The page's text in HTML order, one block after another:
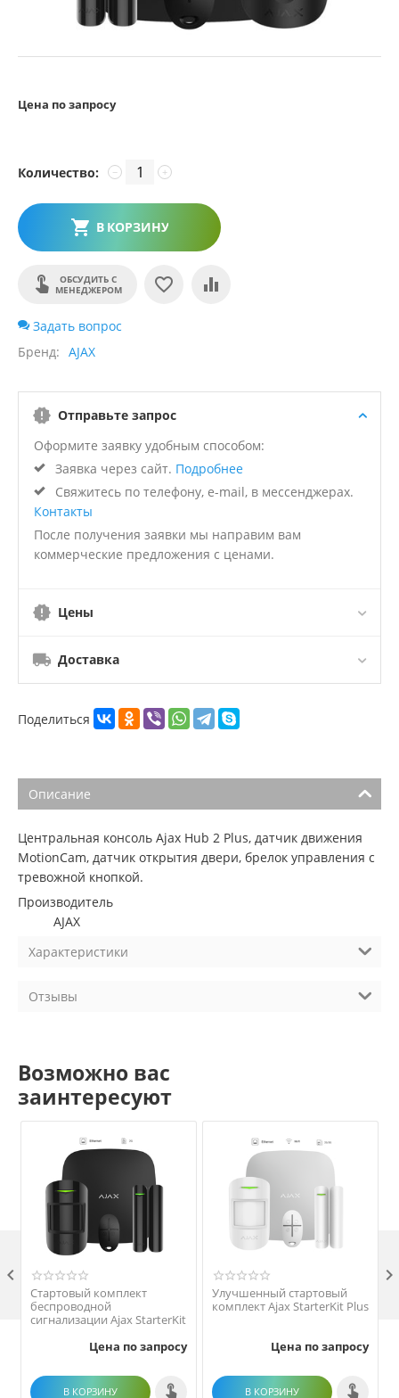
Цена по запросу
Количество: +
−
В КОРЗИНУ
ОБСУДИТЬ С
МЕНЕДЖЕРОМ
Задать вопрос
Бренд
AJAX
Отправьте запрос
Оформите заявку удобным способом:
Заявка через сайт. Подробнее
Свяжитесь по телефону, e-mail, в мессенджерах.
Контакты
После получения заявки мы направим вам
коммерческие предложения с ценами.
Цены
Доставка
Поделиться
Описание
Центральная консоль Ajax Hub 2 Plus, датчик движения
MotionCam, датчик открытия двери, брелок управления с
тревожной кнопкой.
Производитель
AJAX
Характеристики
Отзывы
Возможно вас
заинтересуют
Стартовый комплект
беспроводной
сигнализации Ajax StarterKit
Цена по запросу
В КОРЗИНУ
Улучшенный стартовый
комплект Ajax StarterKit Plus
Цена по запросу
В КОРЗИНУ
 